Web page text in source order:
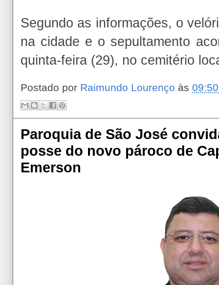
Segundo as informações, o
na cidade e o sepultamento
quinta-feira (29), no cemitério
Postado por Raimundo Lourenço às 09:50
Paroquia de São José
posse do novo pároco de
Emerson